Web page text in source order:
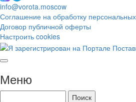
info@vorota.moscow
Соглашение на обработку
Договор публичной оферты
Настроить cookies
Меню